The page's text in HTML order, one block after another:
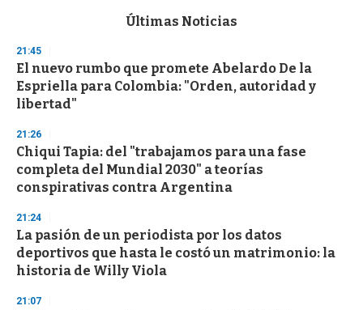
d
s
o
f
3
s
e
c
o
n
Últimas Noticias
21:45
El nuevo rumbo que promete Abelardo De la
Espriella para Colombia: "Orden, autoridad y
libertad"
21:26
Chiqui Tapia: del "trabajamos para una fase
completa del Mundial 2030" a teorías
conspirativas contra Argentina
21:24
La pasión de un periodista por los datos
deportivos que hasta le costó un matrimonio: la
historia de Willy Viola
21:07